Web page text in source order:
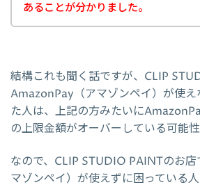
あることが分かりました。
結構これも聞く話ですが、CLIP
AmazonPay（アマゾンペイ）が使え
た人は、上記の方みたいに
の上限金額がオーバーしている可能性
なので、CLIP STUDIO PAINTのお
マゾンペイ）が使えずに困っている人